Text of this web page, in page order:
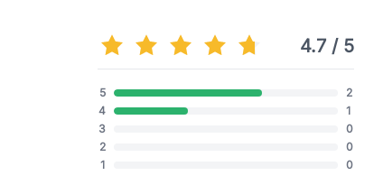
4.7 / 5
5
2
4
1
3
0
2
0
1
0